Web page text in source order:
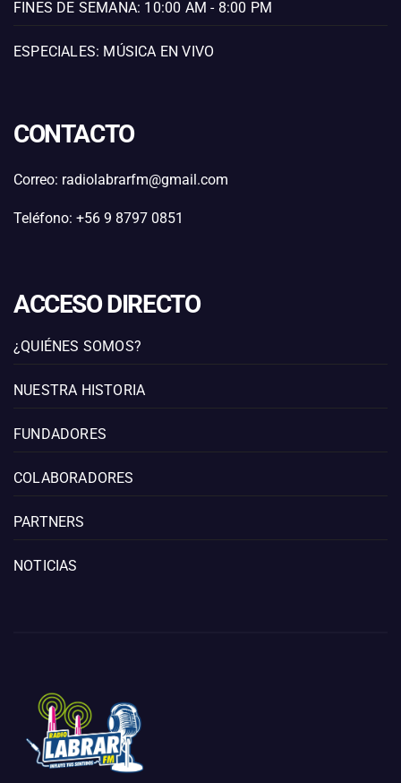
FINES DE SEMANA: 10:00 AM - 8:00 PM
ESPECIALES: MÚSICA EN VIVO
CONTACTO
Correo: radiolabrarfm@gmail.com
Teléfono: +56 9 8797 0851
ACCESO DIRECTO
¿QUIÉNES SOMOS?
NUESTRA HISTORIA
FUNDADORES
COLABORADORES
PARTNERS
NOTICIAS